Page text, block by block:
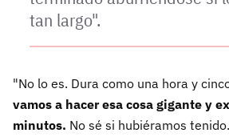
tan largo".
"No lo es. Dura como una hora y
vamos a hacer esa cosa gigante y
minutos. No sé si hubiéramos